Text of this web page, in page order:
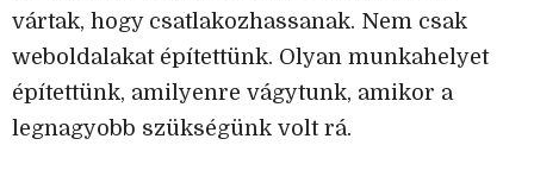
vártak, hogy csatlakozhassanak. Nem csak
weboldalakat építettünk. Olyan munkahelyet
építettünk, amilyenre vágytunk, amikor a
legnagyobb szükségünk volt rá.